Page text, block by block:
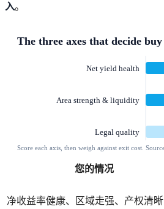
入。
您的情况
净收益率健康、区域走强、产权清晰